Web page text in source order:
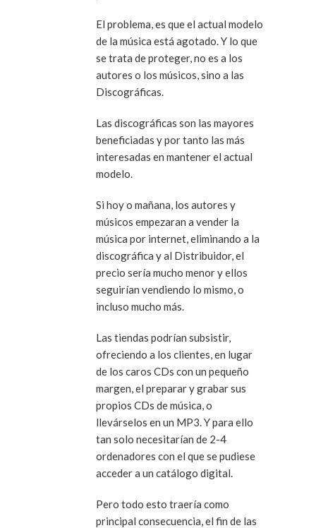
El problema, es que el actual modelo
de la música está agotado. Y lo que
se trata de proteger, no es a los
autores o los músicos, sino a las
Discográficas.
Las discográficas son las mayores
beneficiadas y por tanto las más
interesadas en mantener el actual
modelo.
Si hoy o mañana, los autores y
músicos empezaran a vender la
música por internet, eliminando a la
discográfica y al Distribuidor, el
precio sería mucho menor y ellos
seguirían vendiendo lo mismo, o
incluso mucho más.
Las tiendas podrían subsistir,
ofreciendo a los clientes, en lugar
de los caros CDs con un pequeño
margen, el preparar y grabar sus
propios CDs de música, o
llevárselos en un MP3. Y para ello
tan solo necesitarían de 2-4
ordenadores con el que se pudiese
acceder a un catálogo digital.
Pero todo esto traería como
principal consecuencia, el fin de las